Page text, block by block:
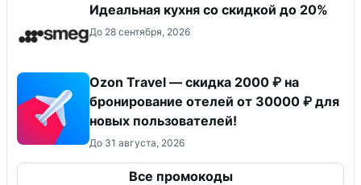
Идеальная кухня со скидкой до 20%
До 28 сентября, 2026
Ozon Travel — скидка 2000 ₽ на
бронирование отелей от 30000 ₽ для
новых пользователей!
До 31 августа, 2026
Все промокоды